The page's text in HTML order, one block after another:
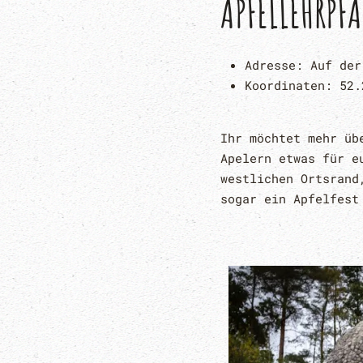
Adresse:Auf
Koordinaten:
Ihr möchtet mehr
Apelern etwas für
westlichen
sogar ein